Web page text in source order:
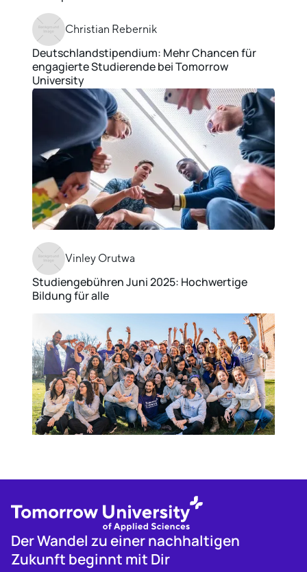
Christian Rebernik
Deutschlandstipendium: Mehr Chancen für
engagierte Studierende bei Tomorrow
University
Vinley Orutwa
Studiengebühren Juni 2025: Hochwertige
Bildung für alle
Der Wandel zu einer nachhaltigen
Zukunft beginnt mit Dir